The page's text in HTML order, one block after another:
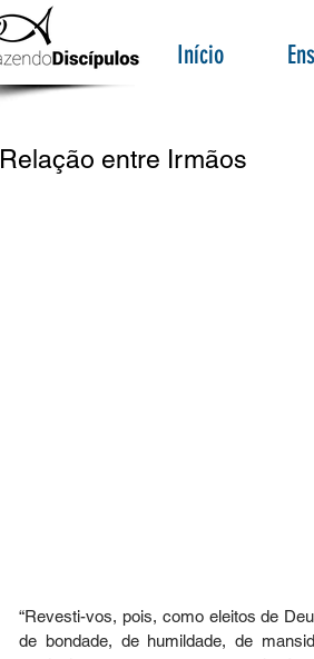
Início
Relação entre Irmãos
“Revesti-vos, pois, como eleitos de
de bondade, de humildade, de